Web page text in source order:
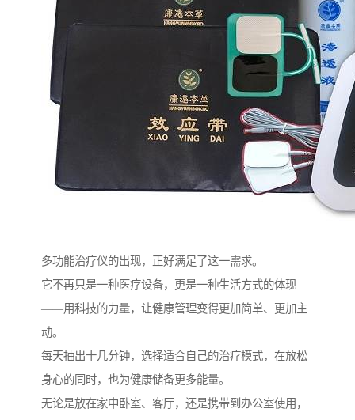
多功能治疗仪的出现，正好满足了这一需求。
它不再只是一种医疗设备，更是一种生活方式的体现
——用科技的力量，让健康管理变得更加简单、更加主
动。
每天抽出十几分钟，选择适合自己的治疗模式，在放松
身心的同时，也为健康储备更多能量。
无论是放在家中卧室、客厅，还是携带到办公室使用，